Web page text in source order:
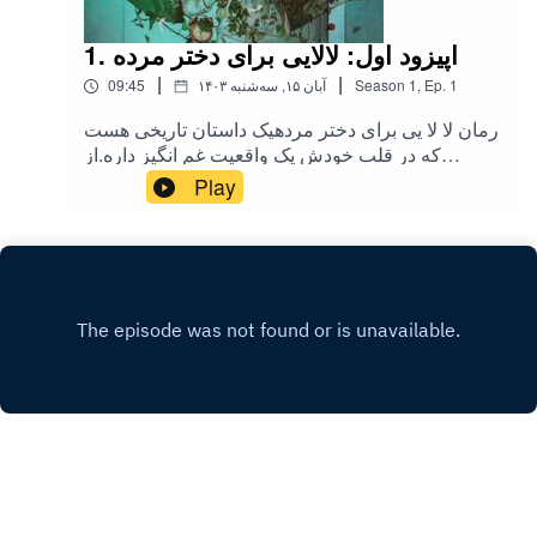
1. اپیزود اول: لالایی برای دختر مرده
09:45 | ۱۴۰۳ آبان ۱۵, سه‌شنبه | Season 1, Ep. 1
رمان لا لا یی برای دختر مردهیک داستان تاریخی هست
که در قلب خودش یک واقعیت غم انگیز داره.از
سالهای فروش دختران قوجان.«انتظار همراه با رنج
باعث به هم خوردن آرامش می شهحتی تو قالب یه آدم
قشنگ تری بسازیم
Play